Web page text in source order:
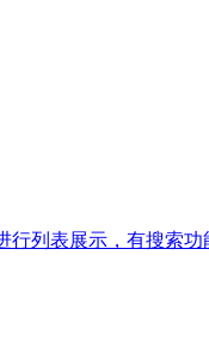
行列表展示，有搜索